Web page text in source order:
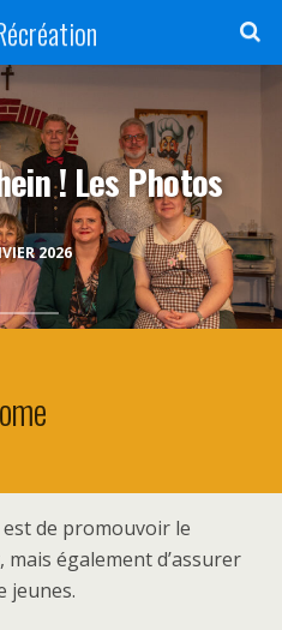
2026
! Les Photos
de promouvoir le
également d’assurer
jeunes.